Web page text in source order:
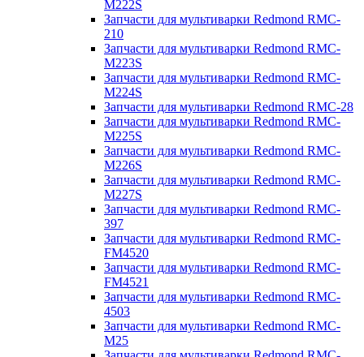
M222S
Запчасти для мультиварки Redmond RMC-
210
Запчасти для мультиварки Redmond RMC-
M223S
Запчасти для мультиварки Redmond RMC-
M224S
Запчасти для мультиварки Redmond RMC-28
Запчасти для мультиварки Redmond RMC-
M225S
Запчасти для мультиварки Redmond RMC-
M226S
Запчасти для мультиварки Redmond RMC-
M227S
Запчасти для мультиварки Redmond RMC-
397
Запчасти для мультиварки Redmond RMC-
FM4520
Запчасти для мультиварки Redmond RMC-
FM4521
Запчасти для мультиварки Redmond RMC-
4503
Запчасти для мультиварки Redmond RMC-
M25